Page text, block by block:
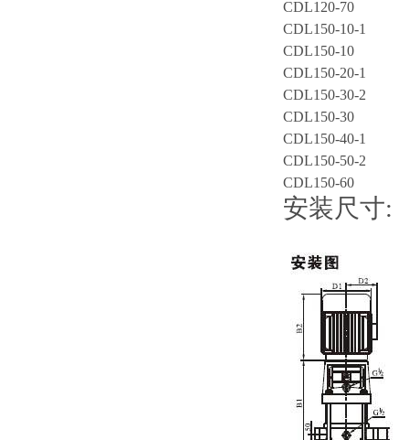
CDL120-70
CDL150-10-1
CDL150-10
CDL150-20-1
CDL150-30-2
CDL150-30
CDL150-40-1
CDL150-50-2
CDL150-60
安装尺寸: